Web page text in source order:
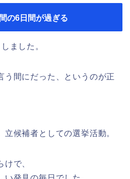
の6日間が過ぎる
ました。
う間にだった、というのが正
候補者としての選挙活動。
で、